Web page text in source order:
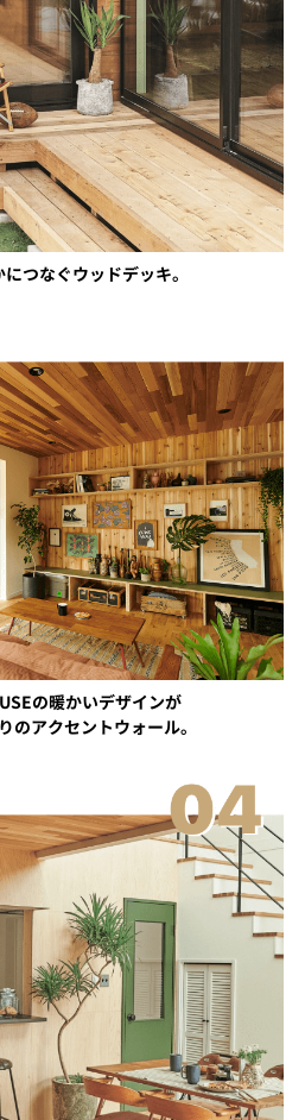
つなぐウッドデッキ。
の暖かいデザインが
のアクセントウォール。